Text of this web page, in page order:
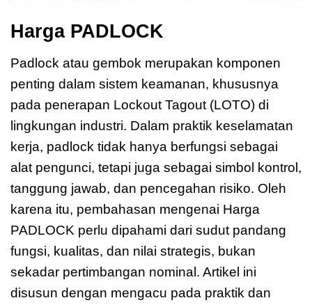
Harga PADLOCK
Padlock atau gembok merupakan komponen
penting dalam sistem keamanan, khususnya
pada penerapan Lockout Tagout (LOTO) di
lingkungan industri. Dalam praktik keselamatan
kerja, padlock tidak hanya berfungsi sebagai
alat pengunci, tetapi juga sebagai simbol kontrol,
tanggung jawab, dan pencegahan risiko. Oleh
karena itu, pembahasan mengenai Harga
PADLOCK perlu dipahami dari sudut pandang
fungsi, kualitas, dan nilai strategis, bukan
sekadar pertimbangan nominal. Artikel ini
disusun dengan mengacu pada praktik dan